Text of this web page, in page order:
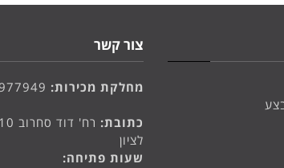
צור קשר
מחלקת מכירות:
כתובת:
לציון
שעות פתיחה: